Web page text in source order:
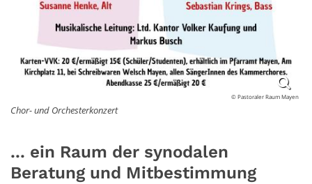
© Pastoraler Raum Mayen
Chor- und Orchesterkonzert
... ein Raum der synodalen
Beratung und Mitbestimmung